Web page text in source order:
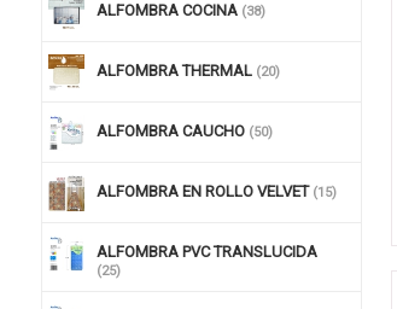
ALFOMBRA COCINA (38)
ALFOMBRA THERMAL (20)
ALFOMBRA CAUCHO (50)
ALFOMBRA EN ROLLO VELVET (15)
ALFOMBRA PVC TRANSLUCIDA
(25)